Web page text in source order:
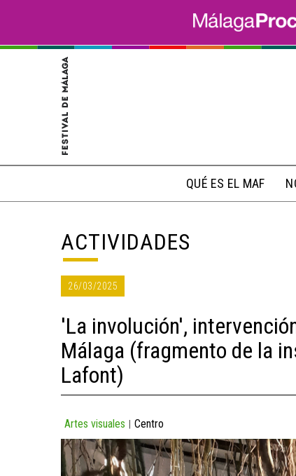
QUÉ ES EL MAF
ACTIVIDADES
26/03/2025
'La involución',
Málaga (fragmento de la
Lafont)
Artes visuales Centro